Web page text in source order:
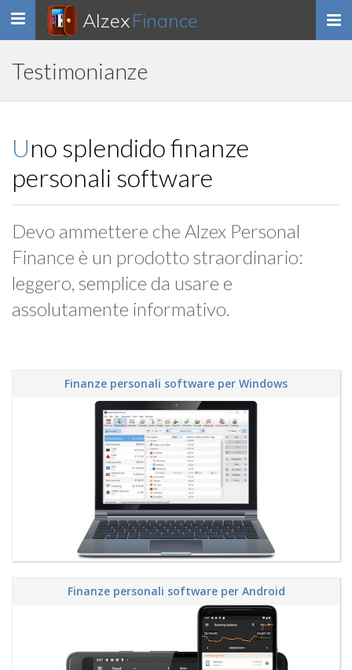
Toggle
navigation
AlzexFinance
Testimonianze
Uno splendido finanze
personali software
Devo ammettere che Alzex Personal
Finance è un prodotto straordinario:
leggero, semplice da usare e
assolutamente informativo.
Finanze personali software per Windows
Finanze personali software per Android